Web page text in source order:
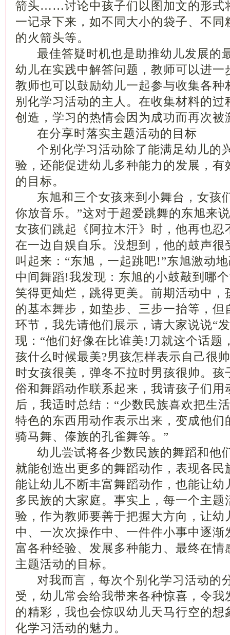
箭头……讨论中孩子们以图加文的形式
一记录下来，如不同大小的袋子、不同
的火箭头等。
最佳答疑时机也是助推幼儿发展的
幼儿在实践中解答问题，教师可以进一
教师也可以鼓励幼儿一起参与收集各种
别化学习活动的主人。在收集材料的过
创造，学习的热情会因为成功而再次被
在分享时落实主题活动的目标
个别化学习活动除了能满足幼儿的
验，还能促进幼儿多种能力的发展，有
的目标。
东旭和三个女孩来到小舞台，女孩
你放音乐。”这对于超爱跳舞的东旭来
女孩们跳起《阿拉木汗》时，他再也忍
在一边自娱自乐。没想到，他的鼓声很
叫起来：“东旭，一起跳吧!”东旭激动
中间舞蹈!我发现：东旭的小鼓敲到哪
笑得更灿烂，跳得更美。前期活动中，
的基本舞步，如垫步、三步一抬等，但
环节，我先请他们展示，请大家说说“
现：“他们好像在比谁美!刀就这个话题
孩什么时候最美?男孩怎样表示自己很
时女孩很美，弹冬不拉时男孩很帅。孩
俗和舞蹈动作联系起来，我请孩子们用
后，我适时总结：“少数民族喜欢把生
特色的东西用动作表示出来，变成他们
骑马舞、傣族的孔雀舞等。”
幼儿尝试将各少数民族的舞蹈和他
就能创造出更多的舞蹈动作，表现各民
能让幼儿不断丰富舞蹈动作，也能让幼
多民族的大家庭。事实上，每一个主题
验，作为教师要善于把握大方向，让幼
中、一次次操作中、一件件小事中逐渐
富各种经验、发展多种能力、最终在情
主题活动的目标。
对我而言，每次个别化学习活动的
受，幼儿常会给我带来各种惊喜，令我
的精彩，我也会惊叹幼儿天马行空的
化学习活动的魅力。